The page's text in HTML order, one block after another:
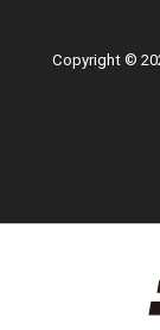
Copyright ©